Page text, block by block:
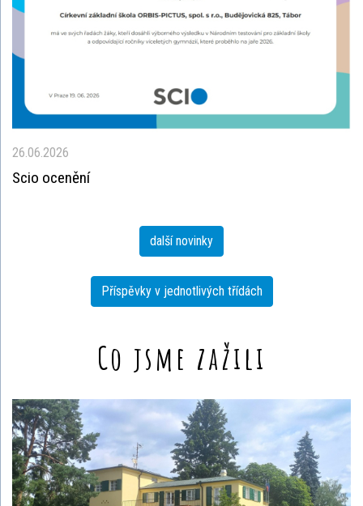
26.06.2026
Scio ocenění
další novinky
Příspěvky v jednotlivých třídách
Co jsme zažili